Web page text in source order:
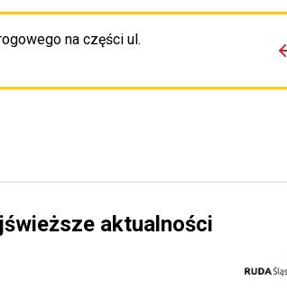
na części ul.
Przejdź do porzpedniego komunikatu
aktualności